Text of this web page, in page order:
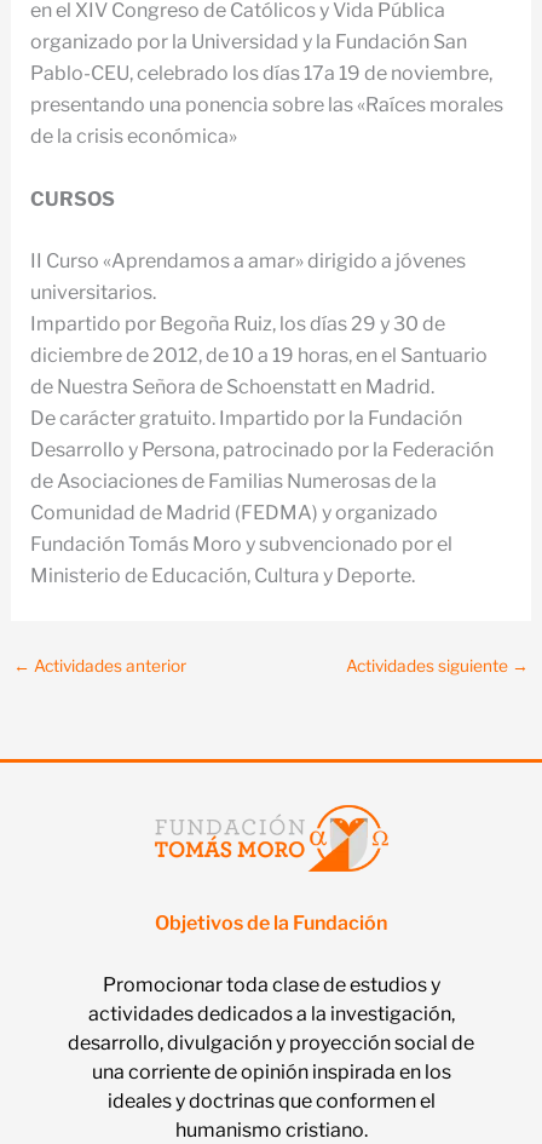
en el XIV Congreso de Católicos y Vida Pública
organizado por la Universidad y la Fundación San
Pablo-CEU, celebrado los días 17a 19 de noviembre,
presentando una ponencia sobre las «Raíces morales
de la crisis económica»
CURSOS
II Curso «Aprendamos a amar» dirigido a jóvenes
universitarios.
Impartido por Begoña Ruiz, los días 29 y 30 de
diciembre de 2012, de 10 a 19 horas, en el Santuario
de Nuestra Señora de Schoenstatt en Madrid.
De carácter gratuito. Impartido por la Fundación
Desarrollo y Persona, patrocinado por la Federación
de Asociaciones de Familias Numerosas de la
Comunidad de Madrid (FEDMA) y organizado
Fundación Tomás Moro y subvencionado por el
Ministerio de Educación, Cultura y Deporte.
← Actividades anterior Actividades siguiente →
Objetivos de la Fundación
Promocionar toda clase de estudios y
actividades dedicados a la investigación,
desarrollo, divulgación y proyección social de
una corriente de opinión inspirada en los
ideales y doctrinas que conformen el
humanismo cristiano.